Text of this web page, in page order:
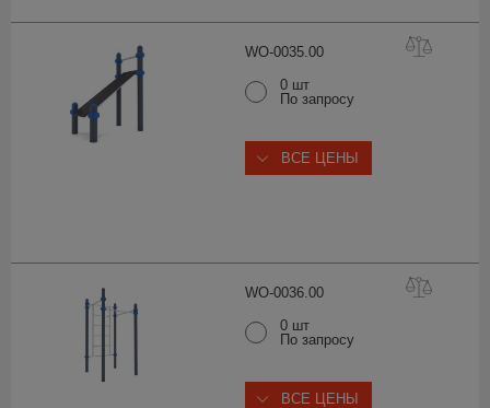
WO-0035.00
0 шт
По запросу
ВСЕ ЦЕНЫ
WO-0036.00
0 шт
По запросу
ВСЕ ЦЕНЫ